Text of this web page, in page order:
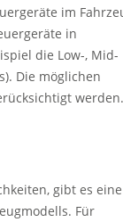
im
in
die Low-, Mid-
Die möglichen
werden.
gibt es eine
Für